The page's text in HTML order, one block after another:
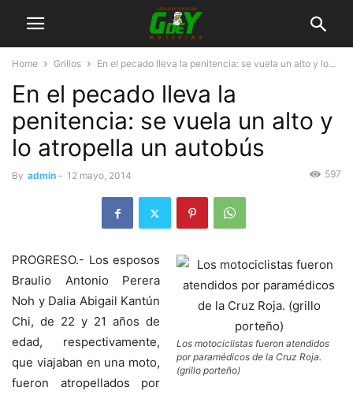
Home Grillos En el pecado lleva la penitencia: se vuela un alto y lo...
En el pecado lleva la
penitencia: se vuela un alto y
lo atropella un autobús
By admin - 12 mayo, 2014 597
Los motociclistas fueron atendidos
por paramédicos de la Cruz Roja.
(grillo porteño)
PROGRESO.- Los esposos
Braulio Antonio Perera
Noh y Dalia Abigail Kantún
Chi, de 22 y 21 años de
edad, respectivamente,
que viajaban en una moto,
fueron atropellados por